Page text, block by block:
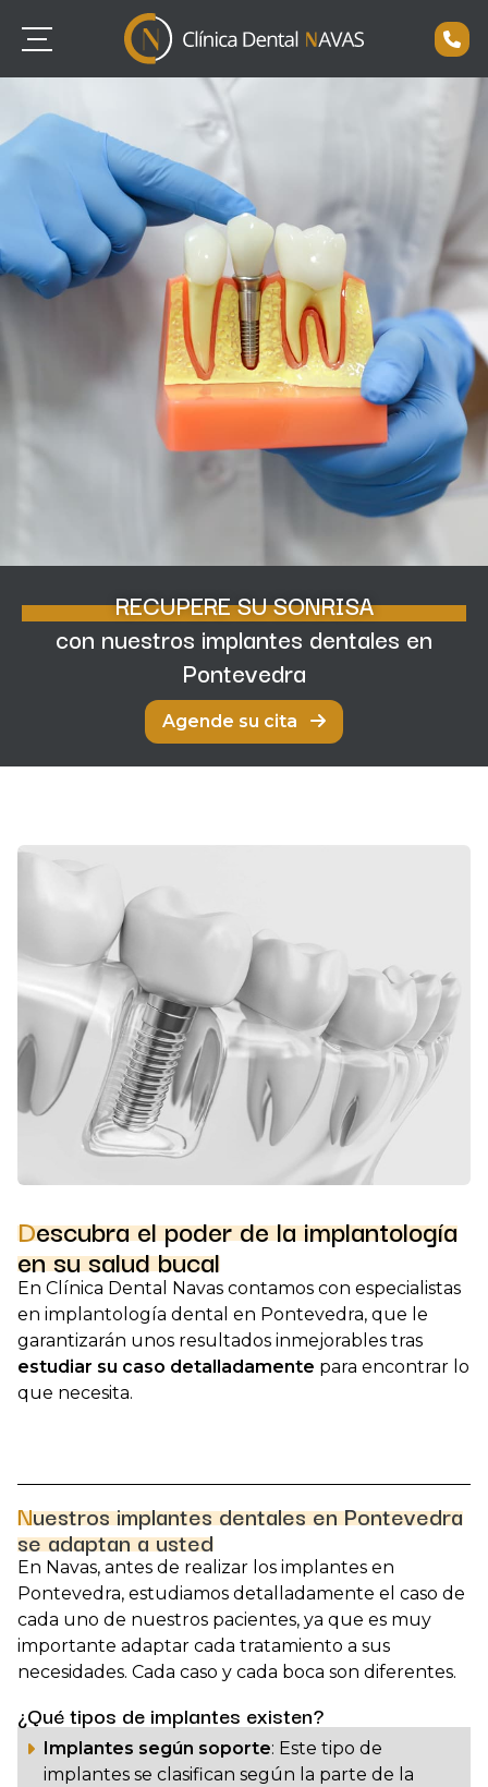
RECUPERE SU SONRISA
con nuestros implantes dentales en
Pontevedra
Agende su cita
Descubra el poder de la implantología
en su salud bucal
En Clínica Dental Navas contamos con especialistas
en implantología dental en Pontevedra, que le
garantizarán unos resultados inmejorables tras
estudiar su caso detalladamente para encontrar lo
que necesita.
naturales. Consiste en la colocación de un tornillo
sobre el cual, pasado un tiempo, se colocará la pieza
dental artificial.
Nuestros implantes dentales en Pontevedra
se adaptan a usted
En Navas, antes de realizar los implantes en
Pontevedra, estudiamos detalladamente el caso de
cada uno de nuestros pacientes, ya que es muy
importante adaptar cada tratamiento a sus
necesidades. Cada caso y cada boca son diferentes.
¿Qué tipos de implantes existen?
Implantes según soporte: Este tipo de
implantes se clasifican según la parte de la